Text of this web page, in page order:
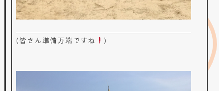
(皆さん準備万端ですね )